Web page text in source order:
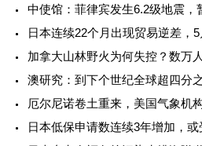
中使馆：菲律宾发生6.2级地震，
日本连续22个月出现贸易逆差，5
加拿大山林野火为何失控？数万人
澳研究：到下个世纪全球超四分之
厄尔尼诺卷土重来，美国气象机
日本低保申请数连续3年增加，或